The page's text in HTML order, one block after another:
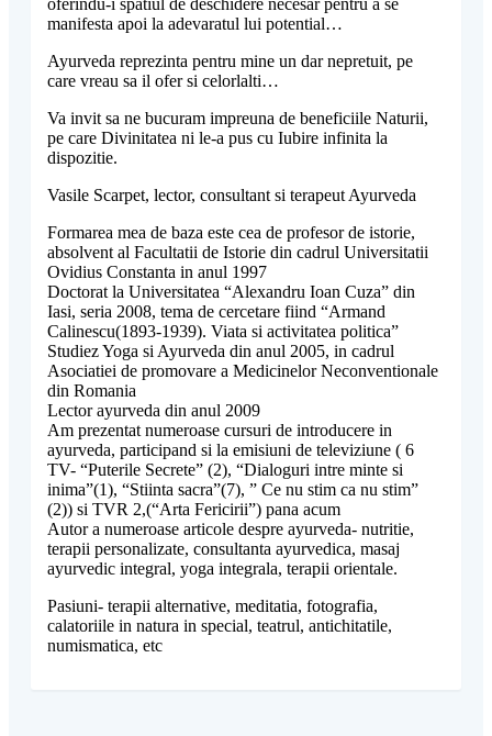
oferindu-i spatiul de deschidere necesar pentru a se
manifesta apoi la adevaratul lui potential…
Ayurveda reprezinta pentru mine un dar nepretuit, pe
care vreau sa il ofer si celorlalti…
Va invit sa ne bucuram impreuna de beneficiile Naturii,
pe care Divinitatea ni le-a pus cu Iubire infinita la
dispozitie.
Vasile Scarpet, lector, consultant si terapeut Ayurveda
Formarea mea de baza este cea de profesor de istorie,
absolvent al Facultatii de Istorie din cadrul Universitatii
Ovidius Constanta in anul 1997
Doctorat la Universitatea “Alexandru Ioan Cuza” din
Iasi, seria 2008, tema de cercetare fiind “Armand
Calinescu(1893-1939). Viata si activitatea politica”
Studiez Yoga si Ayurveda din anul 2005, in cadrul
Asociatiei de promovare a Medicinelor Neconventionale
din Romania
Lector ayurveda din anul 2009
Am prezentat numeroase cursuri de introducere in
ayurveda, participand si la emisiuni de televiziune ( 6
TV- “Puterile Secrete” (2), “Dialoguri intre minte si
inima”(1), “Stiinta sacra”(7), ” Ce nu stim ca nu stim”
(2)) si TVR 2,(“Arta Fericirii”) pana acum
Autor a numeroase articole despre ayurveda- nutritie,
terapii personalizate, consultanta ayurvedica, masaj
ayurvedic integral, yoga integrala, terapii orientale.
Pasiuni- terapii alternative, meditatia, fotografia,
calatoriile in natura in special, teatrul, antichitatile,
numismatica, etc